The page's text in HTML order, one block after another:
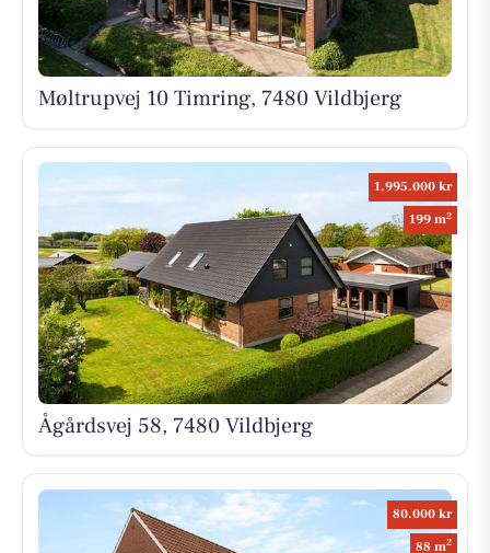
Møltrupvej 10 Timring, 7480 Vildbjerg
1.995.000 kr
199 m2
Ågårdsvej 58, 7480 Vildbjerg
80.000 kr
88 m2